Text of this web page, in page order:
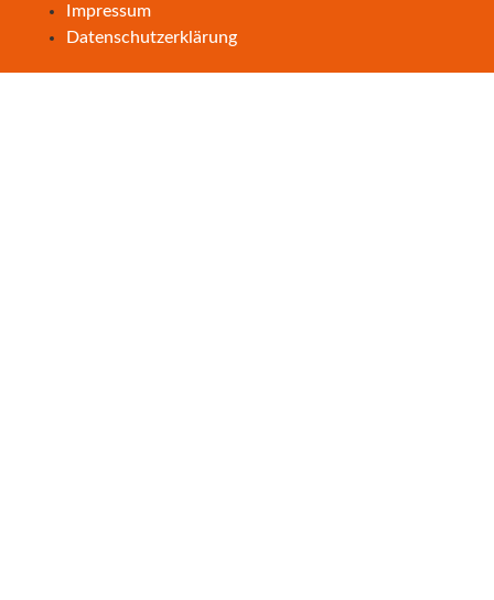
Impressum
Datenschutzerklärung